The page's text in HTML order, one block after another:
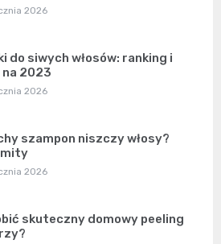
2026
do siwych włosów: ranking i
2023
2026
szampon niszczy włosy?
mity
2026
skuteczny domowy peeling